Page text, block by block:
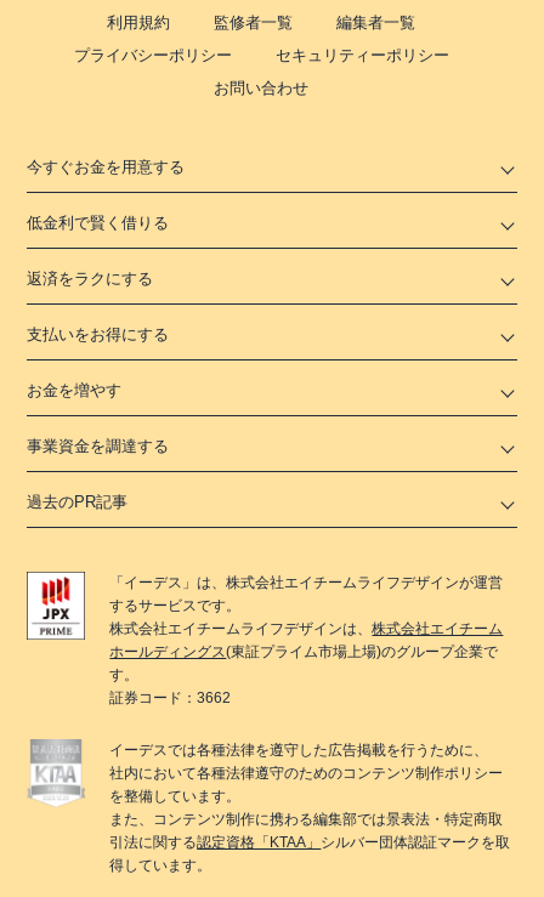
利用規約
監修者一覧
編集者一覧
プライバシーポリシー
セキュリティーポリシー
お問い合わせ
今すぐお金を用意する
低金利で賢く借りる
返済をラクにする
支払いをお得にする
お金を増やす
事業資金を調達する
過去のPR記事
「 イーデス 」は、株式会社エイチームライフデザインが運営
するサービスです。
株式会社エイチームライフデザインは、株式会社エイチーム
ホールディングス(東証プライム市場上場)のグループ企業で
す。
証券コード：3662
イーデスでは各種法律を遵守した広告掲載を行うために、
社内において各種法律遵守のためのコンテンツ制作ポリシー
を整備しています。
また、コンテンツ制作に携わる編集部では景表法・特定商取
引法に関する認定資格「KTAA」 シルバー団体認証マークを取
得しています。